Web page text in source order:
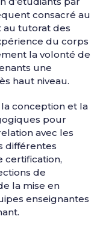
consacré au
au tutorat des
du corps
la volonté de
une
haut niveau.
conception et la
pour
avec les
différentes
certification,
de
la mise en
enseignantes